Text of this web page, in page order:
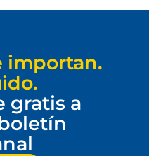
importan.
gratis a